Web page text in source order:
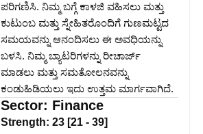
ಪರಿಗಣಿಸಿ. ನಿಮ್ಮ ಬಗ್ಗೆ ಕಾಳಜಿ ವಹಿಸಲು ಮತ್ತು
ಕುಟುಂಬ ಮತ್ತು ಸ್ನೇಹಿತರೊಂದಿಗೆ ಗುಣಮಟ್ಟದ
ಸಮಯವನ್ನು ಆನಂದಿಸಲು ಈ ಅವಧಿಯನ್ನು
ಬಳಸಿ. ನಿಮ್ಮ ಬ್ಯಾಟರಿಗಳನ್ನು ರೀಚಾರ್ಜ್
ಮಾಡಲು ಮತ್ತು ಸಮತೋಲನವನ್ನು
ಕಂಡುಹಿಡಿಯಲು ಇದು ಉತ್ತಮ ಮಾರ್ಗವಾಗಿದೆ.
Sector: Finance
Strength: 23 [21 - 39]